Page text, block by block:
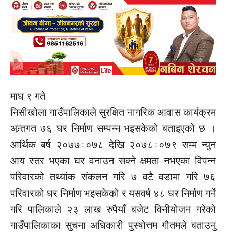
माघ ९ गते
निसीखोला गाउँपालिकाले सुरक्षित नागरिक आवास कार्यक्रम
अन्र्तगत ७६ घर निर्माण सम्पन्न भइसकेको बताइएको छ ।
आर्थिक बर्ष २०७७÷०७८ देखि २०७८÷०७९ सम्म न्युन
आय स्तर भएका घर वनाउन सक्ने क्षमता नभएका विपन्न
परिवारको तथ्यांक संकलन गरि ७ वटै वडामा गरि ७६
परिवारको घर निर्माण भइसकेको र यसवर्ष ४८ घर निर्माण गर्ने
गरि पालिकाले २३ लाख रुपैयाँ बजेट विनीयोजन गरेको
गाउँपालिकाका सुचना अधिकारी पुस्षोत्तम गौतमले बताउनु